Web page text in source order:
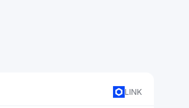
LINK